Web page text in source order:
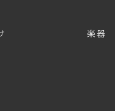
楽器